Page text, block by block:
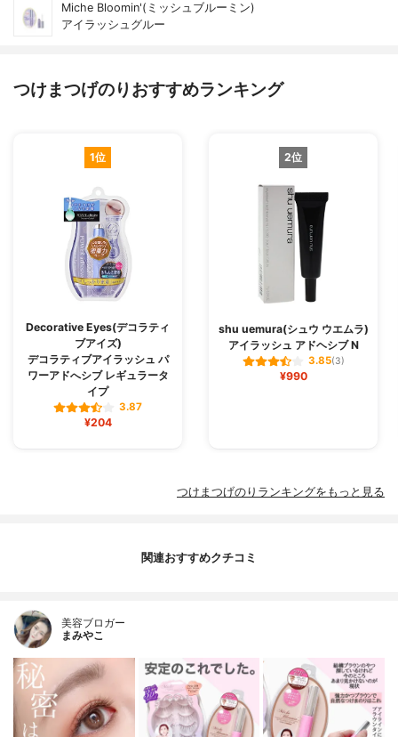
Miche Bloomin'(ミッシュブルーミン)
アイラッシュグルー
つけまつげのりおすすめランキング
1位
Decorative Eyes(デコラティ
ブアイズ)
デコラティブアイラッシュ パ
ワーアドへシブ レギュラータ
イプ
3.87
¥204
2位
shu uemura(シュウ ウエムラ)
アイラッシュ アドヘシブ N
3.85(3)
¥990
つけまつげのりランキングをもっと見る
関連おすすめクチコミ
美容ブロガー
まみやこ